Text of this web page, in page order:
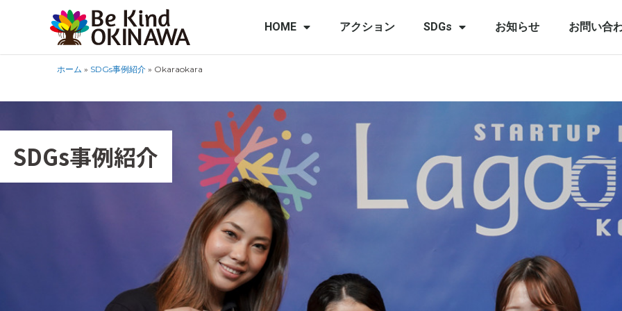
HOME アクション SDGs お知らせ お問い合
ホーム » SDGs事例紹介 » Okaraokara
SDGs事例紹介